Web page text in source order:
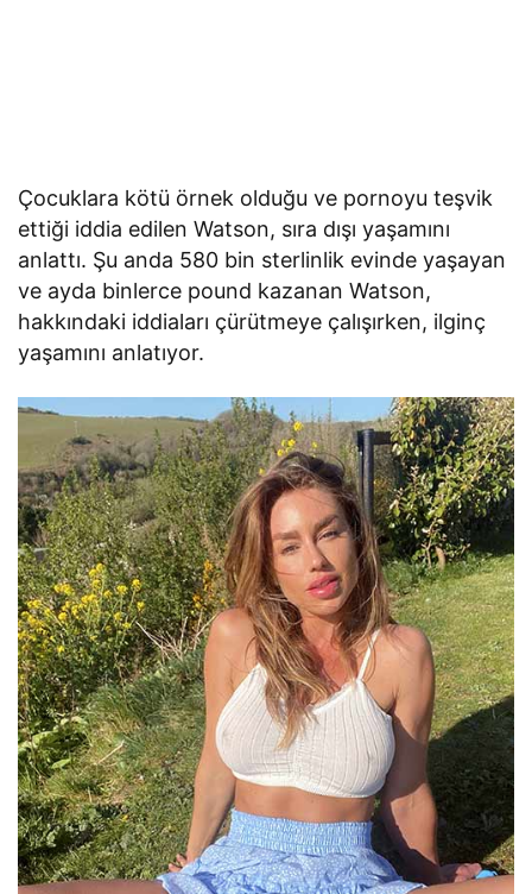
Çocuklara kötü örnek olduğu ve pornoyu teşvik
ettiği iddia edilen Watson, sıra dışı yaşamını
anlattı. Şu anda 580 bin sterlinlik evinde yaşayan
ve ayda binlerce pound kazanan Watson,
hakkındaki iddiaları çürütmeye çalışırken, ilginç
yaşamını anlatıyor.